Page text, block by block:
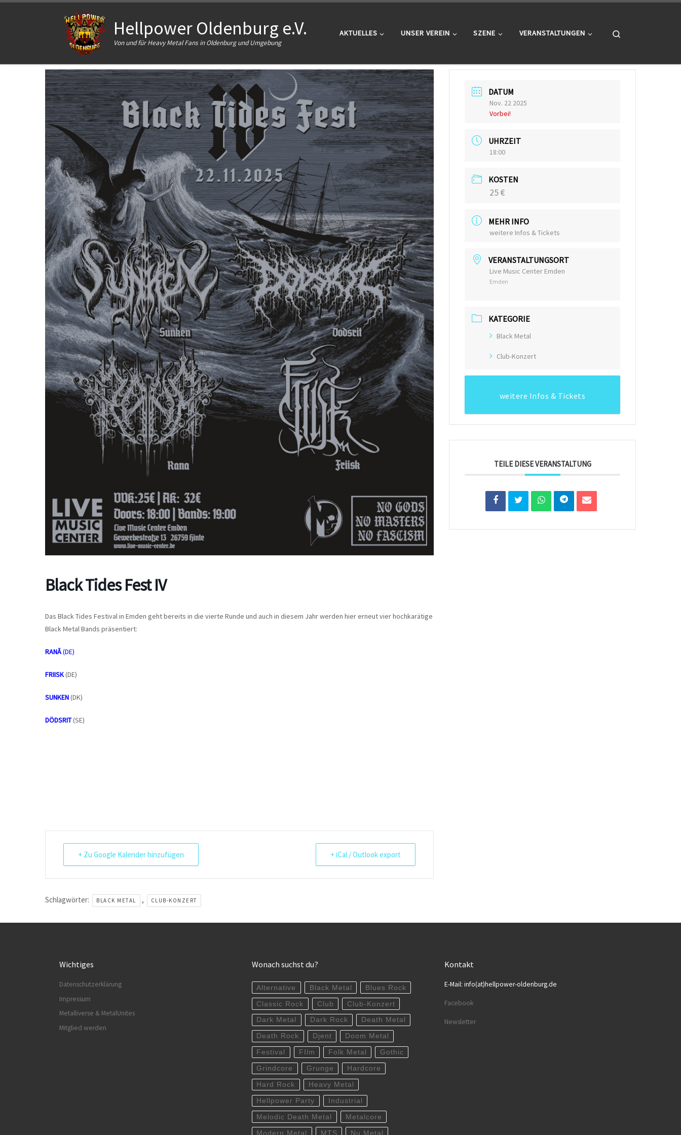
Zum Inhalt springen
Hellpower Oldenburg e.V.
Von und für Heavy Metal Fans in Oldenburg und Umgebung
AKTUELLES UNSER VEREIN SZENE VERANSTALTUNGEN
Black Tides Fest IV
Das Black Tides Festival in Emden geht bereits in die vierte Runde und auch in diesem Jahr werden hier erneut vier hochkarätige
Black Metal Bands präsentiert:
RANĂ(DE)
FRIISK(DE)
SUNKEN(DK)
DÖDSRIT(SE)
+ Zu Google Kalender hinzufügen + iCal / Outlook export
Schlagwörter: BLACK METAL , CLUB-KONZERT
DATUM
Nov. 22 2025
Vorbei!
UHRZEIT
18:00
KOSTEN
25 €
MEHR INFO
weitere Infos & Tickets
VERANSTALTUNGSORT
Live Music Center Emden
Emden
KATEGORIE
Black Metal
Club-Konzert
weitere Infos & Tickets
TEILE DIESE VERANSTALTUNG
Wichtiges
Datenschutzerklärung
Impressum
Metalliverse & MetalUnites
Mitglied werden
Wonach suchst du?
Alternative Black Metal Blues Rock
Classic Rock Club Club-Konzert
Dark Metal Dark Rock Death Metal
Death Rock Djent Doom Metal
Festival FIlm Folk Metal Gothic
Grindcore Grunge Hardcore
Hard Rock Heavy Metal
Hellpower Party Industrial
Melodic Death Metal Metalcore
Modern Metal MTS Nu Metal
Kontakt
E-Mail: info(at)hellpower-oldenburg.de
Facebook
Newsletter